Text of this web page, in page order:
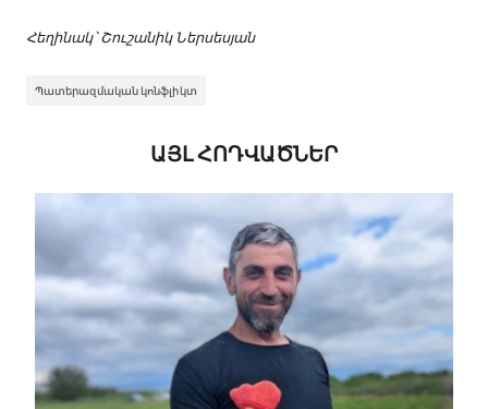
Հեղինակ՝ Շուշանիկ Ներսեսյան
Պատերազմական կոնֆլիկտ
ԱՅԼ ՀՈԴՎԱԾՆԵՐ